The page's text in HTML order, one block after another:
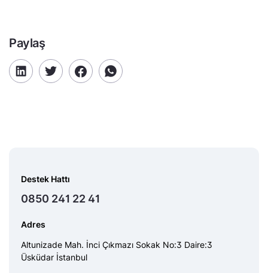
Paylaş
Destek Hattı
0850 241 22 41
Adres
Altunizade Mah. İnci Çıkmazı Sokak No:3 Daire:3
Üsküdar İstanbul